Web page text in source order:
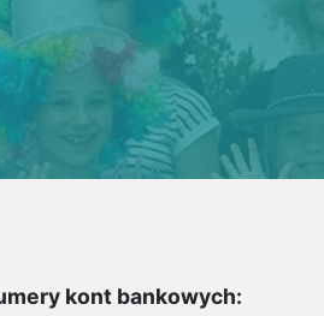
kont bankowych: